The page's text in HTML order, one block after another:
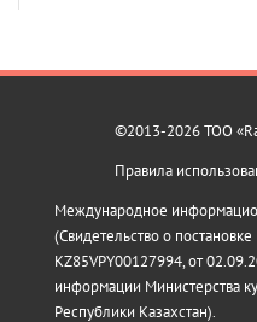
©2013-2026 ТОО
Правила
Международное
(Свидетельство о
KZ85VPY00127994, от
информации Министерства
Республики Казахстан).